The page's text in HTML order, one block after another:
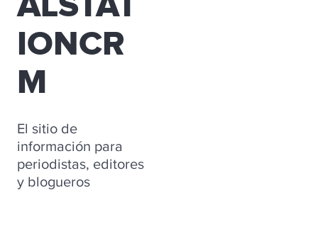
IONCR
M
El sitio de
información para
periodistas, editores
y blogueros